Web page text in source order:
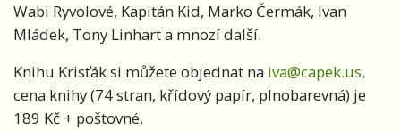
Wabi Ryvolové, Kapitán Kid, Marko Čermák, Ivan
Mládek, Tony Linhart a mnozí další.
Knihu Krisťák si můžete objednat na iva@capek.us,
cena knihy (74 stran, křídový papír, plnobarevná) je
189 Kč + poštovné.